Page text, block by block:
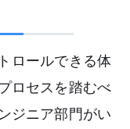
ロールできる体
ロセスを踏むべ
ジニア部門がい